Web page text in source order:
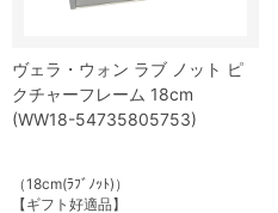
ヴェラ・ウォン ラブ ノット ピ
クチャーフレーム 18cm
(WW18-54735805753)
（18cm(ﾗﾌﾞﾉｯﾄ)）
【ギフト好適品】